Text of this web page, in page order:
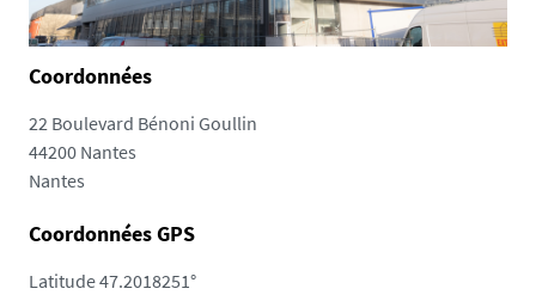
Coordonnées
22 Boulevard Bénoni Goullin
44200 Nantes
Nantes
Coordonnées GPS
Latitude47.2018251°